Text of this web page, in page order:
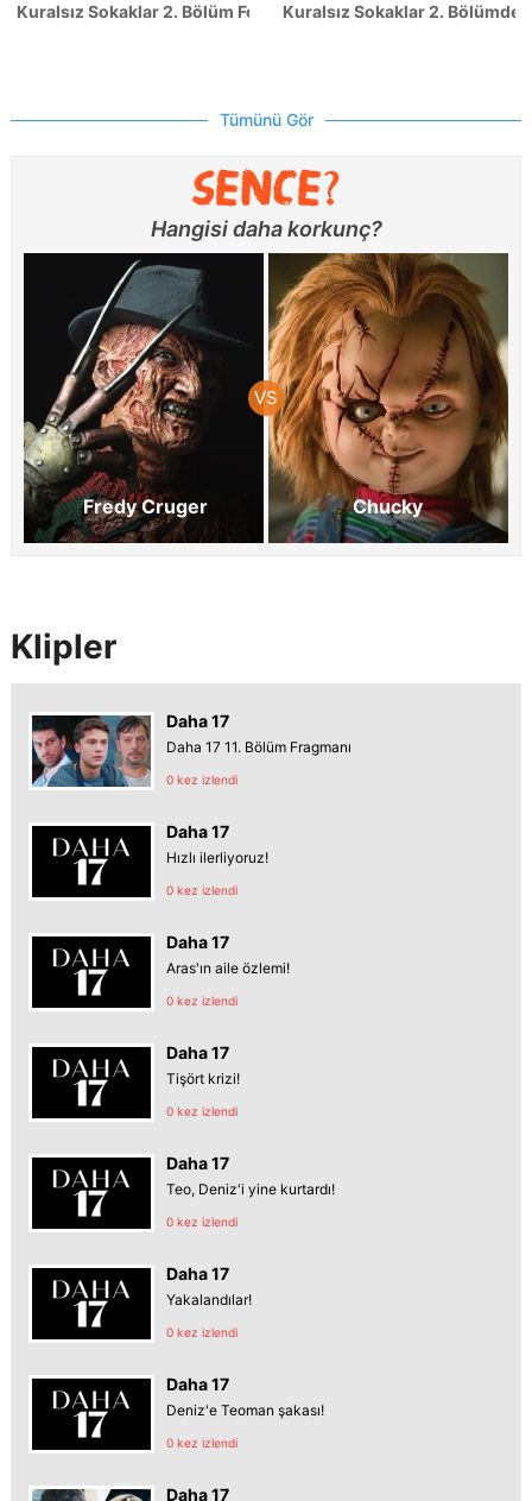
Kuralsız Sokaklar 2. Bölüm FotoğraflarıKuralsız Sokaklar 2.
Tümünü Gör
Hangisi daha korkunç?
Fredy Cruger Chucky
Klipler
Daha 17
Daha 17 11. Bölüm Fragmanı
0 kez izlendi
Daha 17
Hızlı ilerliyoruz!
0 kez izlendi
Daha 17
Aras'ın aile özlemi!
0 kez izlendi
Daha 17
Tişört krizi!
0 kez izlendi
Daha 17
Teo, Deniz'i yine kurtardı!
0 kez izlendi
Daha 17
Yakalandılar!
0 kez izlendi
Daha 17
Deniz'e Teoman şakası!
0 kez izlendi
Daha 17